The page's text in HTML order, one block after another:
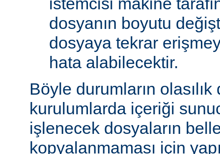
dosyanın boyutu
dosyaya tekrar
hata alabilecektir.
Böyle durumların
kurulumlarda içeriği
işlenecek dosyaların
kopyalanmaması için